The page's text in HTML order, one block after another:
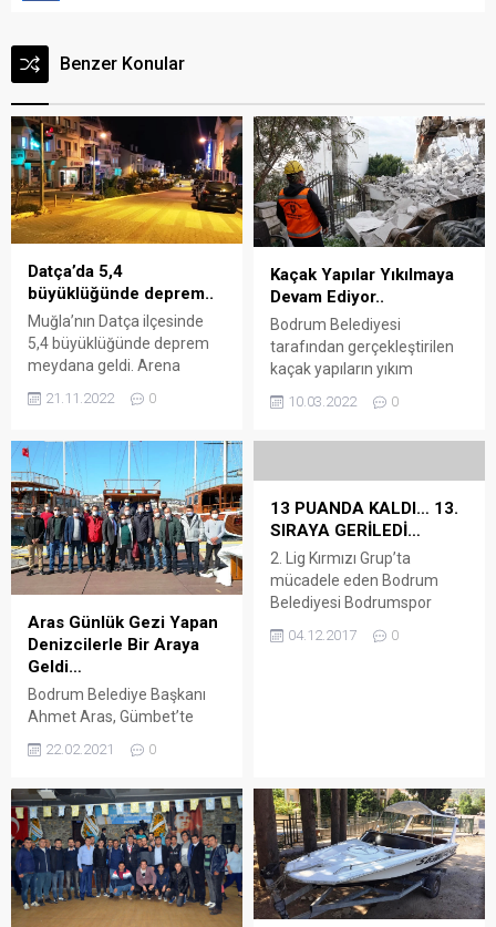
Benzer Konular
Datça’da 5,4
büyüklüğünde deprem..
Muğla’nın Datça ilçesinde
5,4 büyüklüğünde deprem
meydana geldi. Arena
Acil Durum Yönetimi
internet sitesinde yer alan
bilgiye göre, saat 02.25’te
Muğla’nın Datça ilçesi
sallandı. Richter ölçeğine
göre 5,4 büyüklüğünde
gerçekleşen sarsıntıda ilk
belirlemelere göre herhangi
Datça açıklarındaki
depremin 48...
21.11.2022 0
Kaçak Yapılar Yıkılmaya
Devam Ediyor..
Bodrum Belediyesi
tarafından gerçekleştirilen
kaçak yapıların yıkım
Bodrum Haber – İnşaat
Belediyesi’ne gelen her türlü
ihbar ve şikâyeti
değerlendiren ekipler, imar
tespit edilen ve kaçak olarak
belirlenen yapıların yasal
işlemlerinin
tamamlanmasıyla birlikte
10.03.2022 0
Aras Günlük Gezi Yapan
Denizcilerle Bir Araya
Geldi…
Bodrum Belediye Başkanı
Ahmet Aras, Gümbet’te
faaliyet gösteren günübirlik
gezi tekneleri temsilcileri ile
Tekne Bağlama İskelesi’nde
gerçekleştirilen toplantıya;
İMEAK Deniz Ticaret Odası
Bodrum Şube Başkanı
Orhan Dinç, meclis ve
yönetim kurulu üyeleri,
22.02.2021 0
13 PUANDA KALDI… 13.
SIRAYA GERİLEDİ…
2. Lig Kırmızı Grup’ta
mücadele eden Bodrum
Belediyesi Bodrumspor
Etimesgut Belediyespor’a 3-
takımlarını 90 dakika
boyunca desteklerken,
yaklaşık 500 Etimesgut
Belediyesporlu taraftarlarda
takımlarını yalnız bırakmadı.
Her iki takım sahaya, 3 Aralık
04.12.2017 0